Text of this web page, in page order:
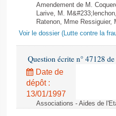
Amendement de M.
Larive, M.
Ratenon, Mme
Voir le dossier (Lutte contre la
Question écrite n° 47128
Date de
dépôt :
13/01/1997
Associations - Aides de